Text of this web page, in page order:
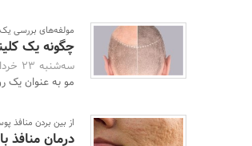
مولفه‌های بررسی
چگونه یک
سه‌شنبه 23 خرداد 02، 19:41 -
مو به عنوان یک
از بین بردن منافذ
درمان منافذ